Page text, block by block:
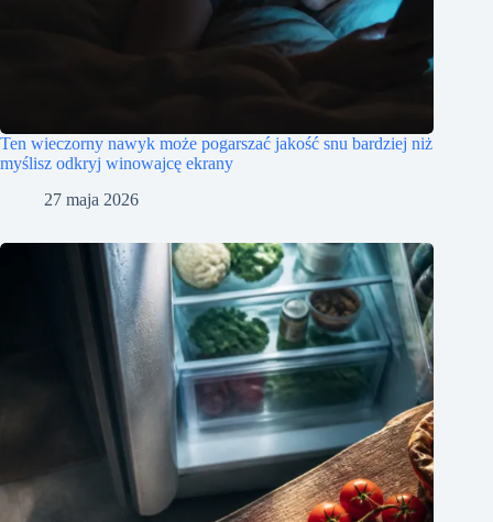
Ten wieczorny nawyk może pogarszać jakość snu bardziej niż
myślisz odkryj winowajcę ekrany
27 maja 2026